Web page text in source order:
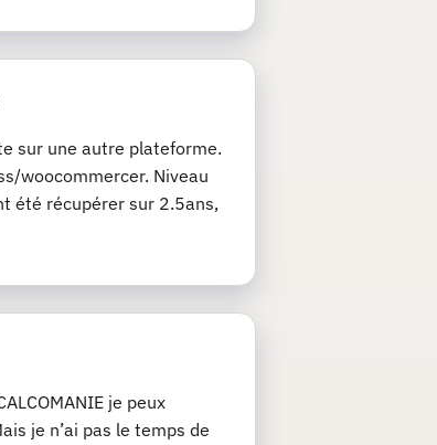
sur une autre plateforme.
woocommercer. Niveau
été récupérer sur 2.5ans,
je peux
je n’ai pas le temps de